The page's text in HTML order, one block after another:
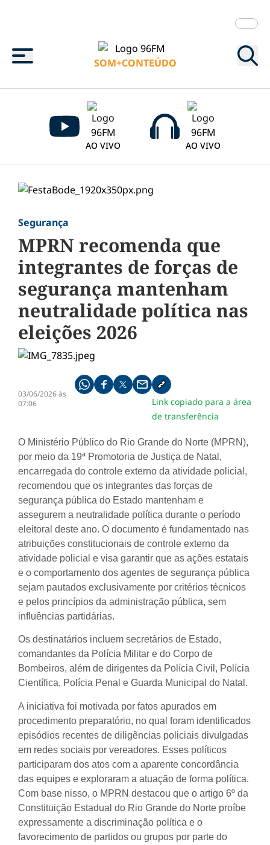
Menu
SOM+CONTEÚDO
AO VIVO AO VIVO
Segurança
MPRN recomenda que
integrantes de forças de
segurança mantenham
neutralidade política nas
eleições 2026
03/06/2026 às
07:06
Compartilhe pelo whatsapp
Compartilhar no facebook
Compartilhar no twitter
Compartilhe pelo email
Copiar link da notícia
Link copiado para a área
de transferência
O Ministério Público do Rio Grande do Norte (MPRN),
por meio da 19ª Promotoria de Justiça de Natal,
encarregada do controle externo da atividade policial,
recomendou que os integrantes das forças de
segurança pública do Estado mantenham e
assegurem a neutralidade política durante o período
eleitoral deste ano. O documento é fundamentado nas
atribuições constitucionais de controle externo da
atividade policial e visa garantir que as ações estatais
e o comportamento dos agentes de segurança pública
sejam pautados exclusivamente por critérios técnicos
e pelos princípios da administração pública, sem
influências partidárias.
Os destinatários incluem secretários de Estado,
comandantes da Polícia Militar e do Corpo de
Bombeiros, além de dirigentes da Polícia Civil, Polícia
Científica, Polícia Penal e Guarda Municipal do Natal.
A iniciativa foi motivada por fatos apurados em
procedimento preparatório, no qual foram identificados
episódios recentes de diligências policiais divulgadas
em redes sociais por vereadores. Esses políticos
participaram dos atos com a aparente concordância
das equipes e exploraram a atuação de forma política.
Com base nisso, o MPRN destacou que o artigo 6º da
Constituição Estadual do Rio Grande do Norte proíbe
expressamente a discriminação política e o
favorecimento de partidos ou grupos por parte do